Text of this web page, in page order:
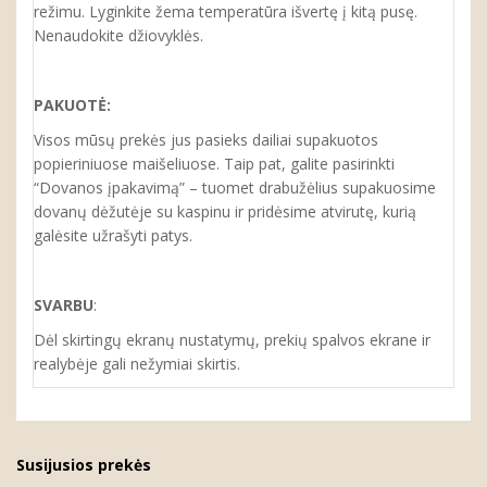
režimu. Lyginkite žema temperatūra išvertę į kitą pusę.
Nenaudokite džiovyklės.
PAKUOTĖ:
Visos mūsų prekės jus pasieks dailiai supakuotos
popieriniuose maišeliuose. Taip pat, galite pasirinkti
“Dovanos įpakavimą” – tuomet drabužėlius supakuosime
dovanų dėžutėje su kaspinu ir pridėsime atvirutę, kurią
galėsite užrašyti patys.
SVARBU:
Dėl skirtingų ekranų nustatymų, prekių spalvos ekrane ir
realybėje gali nežymiai skirtis.
Susijusios prekės